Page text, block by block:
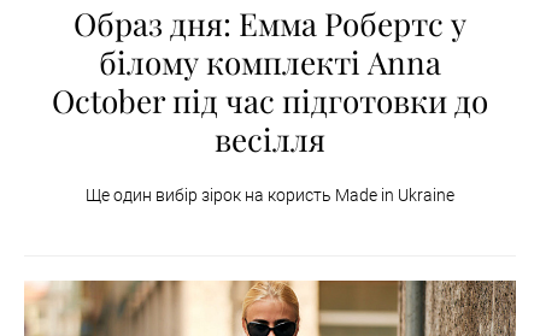
Образ дня: Емма Робертс у
білому комплекті Anna
October під час підготовки до
весілля
Ще один вибір зірок на користь Made in Ukraine